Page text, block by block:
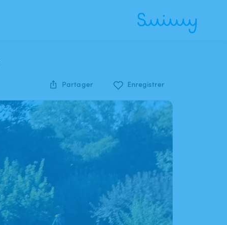
Partager Enregistrer